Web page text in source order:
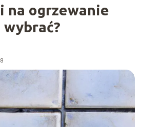
na ogrzewanie
wybrać?